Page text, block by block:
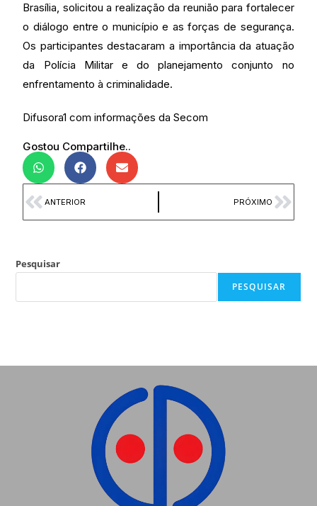
Brasília, solicitou a realização da reunião para fortalecer
o diálogo entre o município e as forças de segurança.
Os participantes destacaram a importância da atuação
da Polícia Militar e do planejamento conjunto no
enfrentamento à criminalidade.
Difusora1 com informações da Secom
Gostou Compartilhe..
ANTERIOR PRÓXIMO
Pesquisar
PESQUISAR